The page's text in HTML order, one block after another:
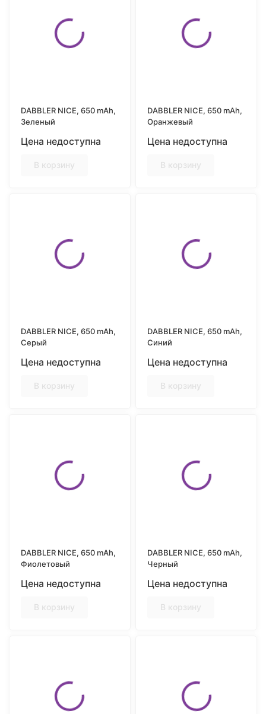
DABBLER NICE, 650 mAh,
Зеленый
Цена недоступна
В корзину
DABBLER NICE, 650 mAh,
Оранжевый
Цена недоступна
В корзину
DABBLER NICE, 650 mAh,
Серый
Цена недоступна
В корзину
DABBLER NICE, 650 mAh,
Синий
Цена недоступна
В корзину
DABBLER NICE, 650 mAh,
Фиолетовый
Цена недоступна
В корзину
DABBLER NICE, 650 mAh,
Черный
Цена недоступна
В корзину